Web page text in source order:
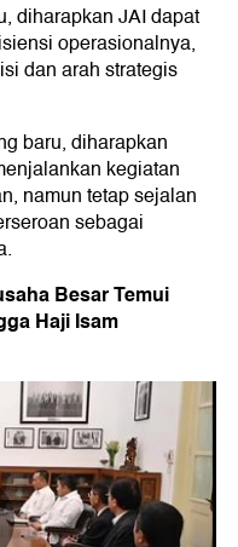
diharapkan JAI dapat
operasionalnya,
dan arah strategis
baru, diharapkan
kegiatan
namun tetap sejalan
sebagai
Besar Temui
Haji Isam